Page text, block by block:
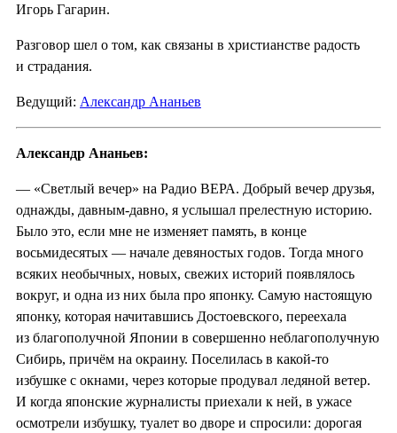
Игорь Гагарин.
Разговор шел о том, как связаны в христианстве радость
и страдания.
Ведущий: Александр Ананьев
Александр Ананьев:
— «Светлый вечер» на Радио ВЕРА. Добрый вечер друзья,
однажды, давным-давно, я услышал прелестную историю.
Было это, если мне не изменяет память, в конце
восьмидесятых — начале девяностых годов. Тогда много
всяких необычных, новых, свежих историй появлялось
вокруг, и одна из них была про японку. Самую настоящую
японку, которая начитавшись Достоевского, переехала
из благополучной Японии в совершенно неблагополучную
Сибирь, причём на окраину. Поселилась в какой-то
избушке с окнами, через которые продувал ледяной ветер.
И когда японские журналисты приехали к ней, в ужасе
осмотрели избушку, туалет во дворе и спросили: дорогая